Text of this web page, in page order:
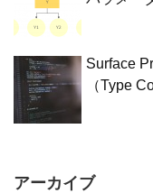
Surface
（Type
アーカイブ